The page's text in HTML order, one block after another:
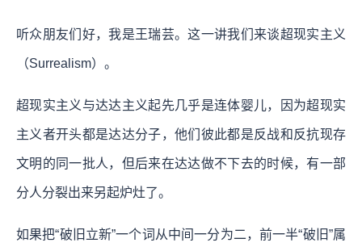
听众朋友们好，我是王瑞芸。这一讲我们来谈超现实主义
（Surrealism）。
超现实主义与达达主义起先几乎是连体婴儿，因为超现实
主义者开头都是达达分子，他们彼此都是反战和反抗现存
文明的同一批人，但后来在达达做不下去的时候，有一部
分人分裂出来另起炉灶了。
如果把“破旧立新”一个词从中间一分为二，前一半“破旧”属